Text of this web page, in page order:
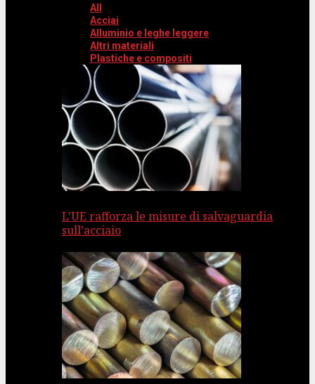
All
Acciai
Alluminio e leghe leggere
Altri materiali
Plastiche e compositi
L’UE rafforza le misure di salvaguardia
sull’acciaio